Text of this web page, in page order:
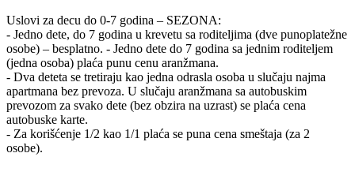
Uslovi za decu do 0-7 godina – SEZONA:
- Jedno dete, do 7 godina u krevetu sa roditeljima (dve punoplatežne
osobe) – besplatno. - Jedno dete do 7 godina sa jednim roditeljem
(jedna osoba) plaća punu cenu aranžmana.
- Dva deteta se tretiraju kao jedna odrasla osoba u slučaju najma
apartmana bez prevoza. U slučaju aranžmana sa autobuskim
prevozom za svako dete (bez obzira na uzrast) se plaća cena
autobuske karte.
- Za korišćenje 1/2 kao 1/1 plaća se puna cena smeštaja (za 2
osobe).